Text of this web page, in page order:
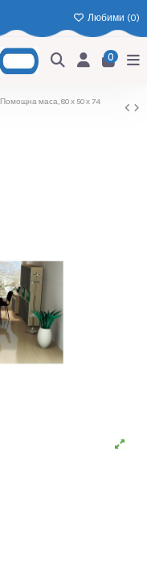
Любими (0)
0
Помощна маса, 80 х 50 х 74